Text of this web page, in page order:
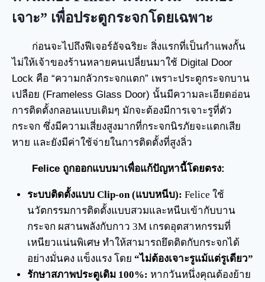
เจาะ” เพื่อประตูกระจกโดยเฉพาะ
ก่อนจะไปถึงฟีเจอร์อัจฉริยะ สิ่งแรกที่เป็นกำแพงกั้น
ไม่ให้เจ้าของร้านหลายคนเปลี่ยนมาใช้ Digital Door
Lock คือ “ความกลัวกระจกแตก” เพราะประตูกระจกบาน
เปลือย (Frameless Glass Door) นั้นมีความละเอียดอ่อน
การติดตั้งกลอนแบบเดิมๆ มักจะต้องมีการเจาะรูที่ตัว
กระจก ซึ่งมีความเสี่ยงสูงมากที่กระจกนิรภัยจะแตกเสีย
หาย และยังมีค่าใช้จ่ายในการติดตั้งที่สูงลิ่ว
Felice ถูกออกแบบมาเพื่อแก้ปัญหานี้โดยตรง:
ระบบติดตั้งแบบ Clip-on (แบบหนีบ): Felice ใช้
นวัตกรรมการติดตั้งแบบสวมและหนีบเข้ากับบาน
กระจก ผสานพลังกับกาว 3M เกรดอุตสาหกรรมที่
เหนียวแน่นพิเศษ ทำให้สามารถยึดติดกับกระจกได้
อย่างมั่นคง แข็งแรง โดย “ไม่ต้องเจาะรูแม้แต่รูเดียว”
รักษาสภาพประตูเดิม 100%: หากวันหนึ่งคุณต้องย้าย